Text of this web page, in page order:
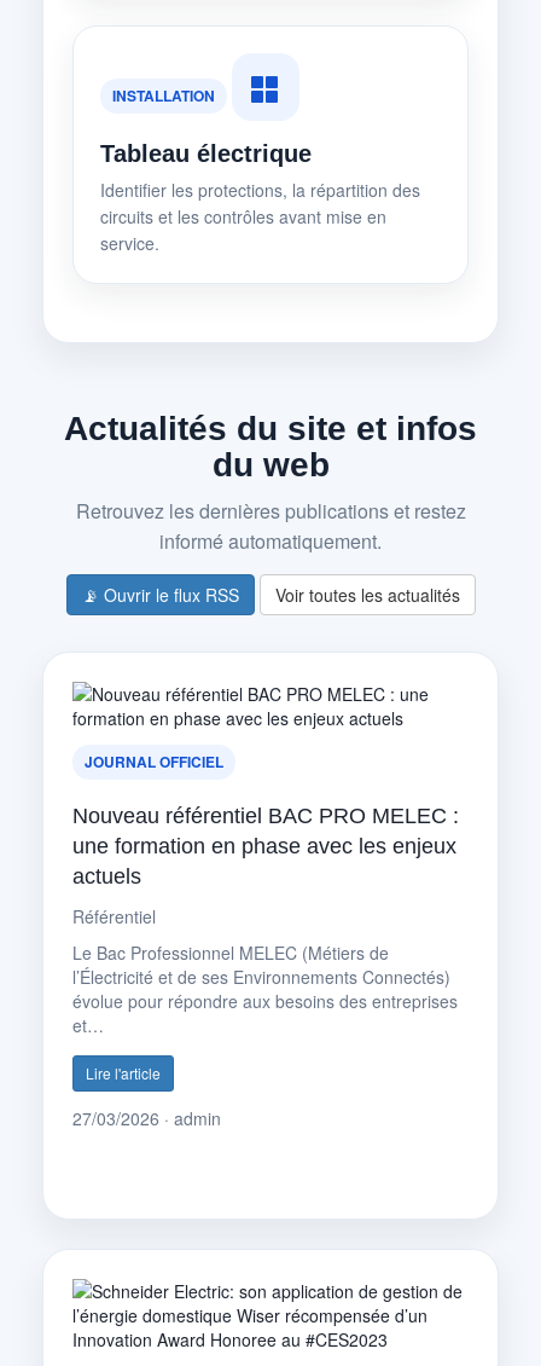
INSTALLATION
Tableau électrique
Identifier les protections, la répartition des
circuits et les contrôles avant mise en
service.
Actualités du site et infos
du web
Retrouvez les dernières publications et restez
informé automatiquement.
📡 Ouvrir le flux RSS Voir toutes les actualités
JOURNAL OFFICIEL
Nouveau référentiel BAC PRO MELEC :
une formation en phase avec les enjeux
actuels
Référentiel
Le Bac Professionnel MELEC (Métiers de
l’Électricité et de ses Environnements Connectés)
évolue pour répondre aux besoins des entreprises
et…
Lire l'article
27/03/2026 · admin